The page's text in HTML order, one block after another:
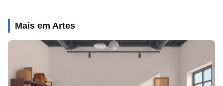
Mais em Artes